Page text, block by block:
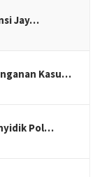
Jay…
Kasu…
Pol…